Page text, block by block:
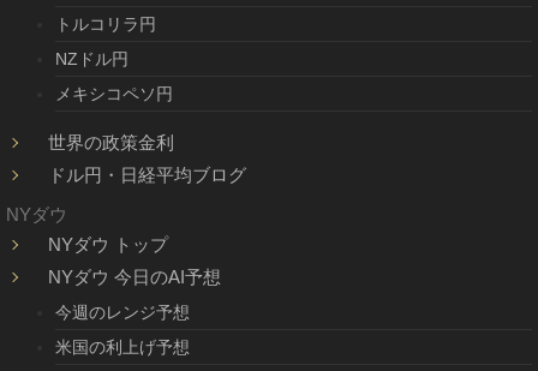
トルコリラ円
NZドル円
メキシコペソ円
世界の政策金利
ドル円・日経平均ブログ
NYダウ
NYダウ トップ
NYダウ 今日のAI予想
今週のレンジ予想
米国の利上げ予想